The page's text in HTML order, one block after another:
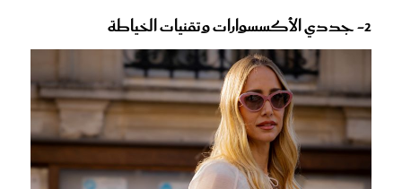
2- جددي الأكسسوارات وتقنيات الخياطة